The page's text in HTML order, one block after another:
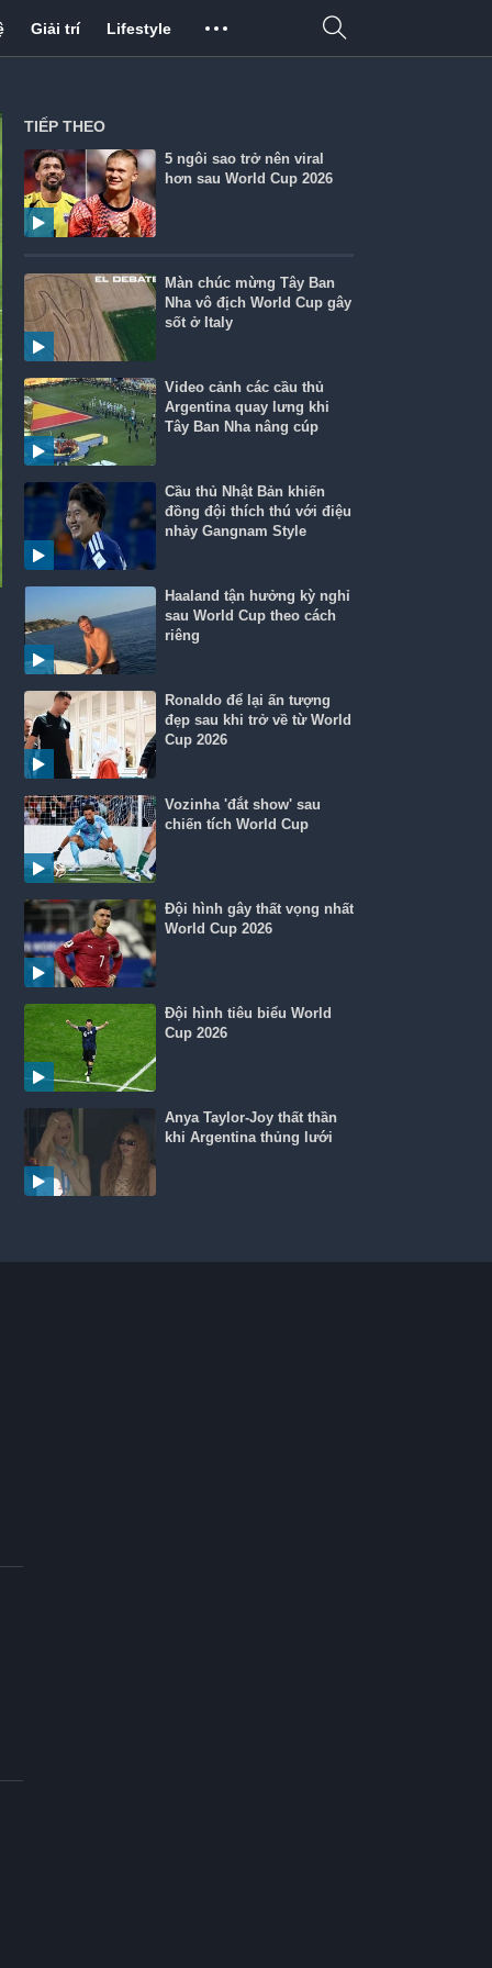
Giải trí Lifestyle
TIẾP THEO
5 ngôi sao trở nên viral
hơn sau World Cup 2026
Màn chúc mừng Tây Ban
Nha vô địch World Cup gây
sốt ở Italy
Video cảnh các cầu thủ
Argentina quay lưng khi
Tây Ban Nha nâng cúp
Cầu thủ Nhật Bản khiến
đồng đội thích thú với điệu
nhảy Gangnam Style
Haaland tận hưởng kỳ nghỉ
sau World Cup theo cách
riêng
Ronaldo để lại ấn tượng
đẹp sau khi trở về từ World
Cup 2026
Vozinha 'đắt show' sau
chiến tích World Cup
Đội hình gây thất vọng nhất
World Cup 2026
Đội hình tiêu biểu World
Cup 2026
Anya Taylor-Joy thất thần
khi Argentina thủng lưới